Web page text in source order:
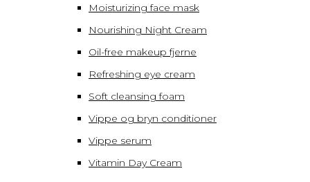
Moisturizing face mask
Nourishing Night Cream
Oil-free makeup fjerne
Refreshing eye cream
Soft cleansing foam
Vippe og bryn conditioner
Vippe serum
Vitamin Day Cream